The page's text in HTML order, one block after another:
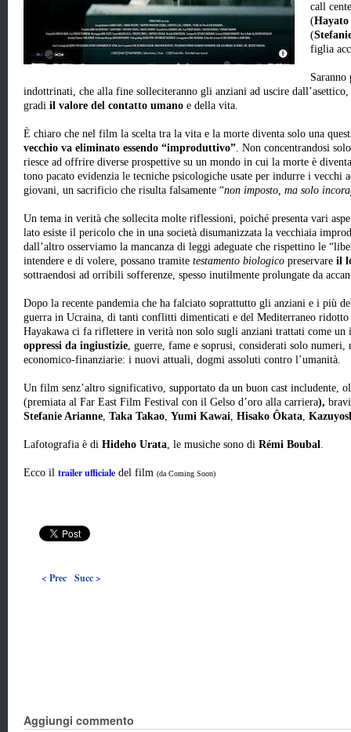
call
(
(
figlia
Saranno
indottrinati, che alla fine solleciteranno gli anziani ad uscire
gradi il valore del contatto umano e della vita.
È chiaro che nel film la scelta tra la vita e la morte diventa solo una
vecchio va eliminato essendo “improduttivo”. Non concentrandosi
riesce ad offrire diverse prospettive su un mondo in cui la morte è
tono pacato evidenzia le tecniche psicologiche usate per indurre i vecchi
giovani, un sacrificio che risulta falsamente “non imposto, ma solo
Un tema in verità che sollecita molte riflessioni, poiché presenta vari
lato esiste il pericolo che in una società disumanizzata la vecchiaia
dall’altro osserviamo la mancanza di leggi adeguate che rispettino le
intendere e di volere, possano tramite testamento biologico preservare il
sottraendosi ad orribili sofferenze, spesso inutilmente prolungate da
Dopo la recente pandemia che ha falciato soprattutto gli anziani e i più
guerra in Ucraina, di tanti conflitti dimenticati e del Mediterraneo
Hayakawa ci fa riflettere in verità non solo sugli anziani trattati come un
oppressi da ingiustizie, guerre, fame e soprusi, considerati solo numeri,
economico-finanziarie: i nuovi attuali, dogmi assoluti contro l’umanità.
Un film senz’altro significativo, supportato da un buon cast includente,
(premiata al Far East Film Festival con il Gelso d’oro alla carriera),
Stefanie Arianne, Taka Takao, Yumi Kawai, Hisako Ôkata,
Lafotografia è di Hideho Urata, le musiche sono di Rémi Boubal.
Ecco il trailer ufficiale del film (da Coming Soon)
< Prec Succ >
Aggiungi commento